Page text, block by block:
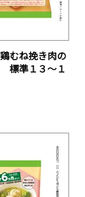
むね挽き肉の
標準１３～１